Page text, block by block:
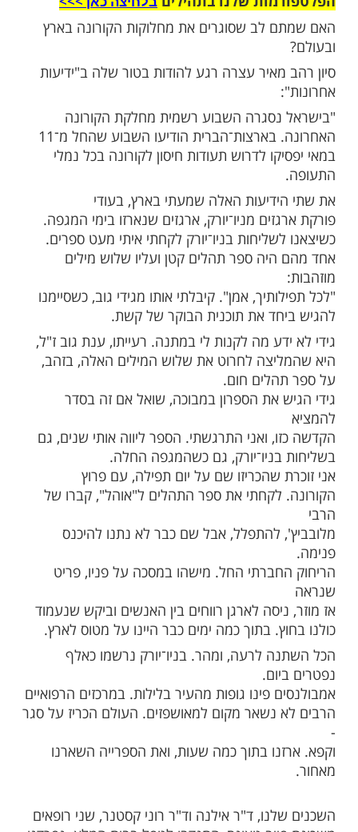
מיוחד ריגש את סיון רהב מאיר?
עוד תוכן חדש ומפתיע! התחברו לכל
שלנו בתהיליםבלחיצה כאן >>>​
לב שסוגרים את מחלוקות הקורונה בארץ
מאיר עצרה רגע להודות בטור שלה ב"ידיעות
השבוע רשמית מחלקת הקורונה
לדרוש תעודות חיסון לקורונה בכל נמלי
האלה שמעתי בארץ, בעודי
מניו־יורק, ארגזים שנארזו בימי המגפה.
בניו־יורק לקחתי איתי מעט ספרים.
ספר תהלים קטן ועליו שלוש מילים
אמן". קיבלתי אותו מגידי גוב, כשסיימנו
את תוכנית הבוקר של קשת.
מה לקנות לי במתנה. רעייתו, ענת גוב ז"ל,
לחרוט את שלוש המילים האלה, בזהב,
חום.
את הספרון במבוכה, שואל אם זה בסדר
ואני התרגשתי. הספר ליווה אותי שנים, גם
גם כשהמגפה החלה.
שהכריזו שם על יום תפילה, עם פרוץ
לקחתי את ספר התהלים ל"אוהל", קברו של
להתפלל, אבל שם כבר לא נתנו להיכנס